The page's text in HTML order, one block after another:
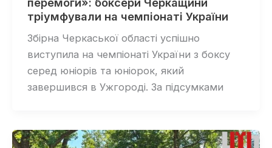
тріумфували на чемпіонаті України
Збірна Черкаської області успішно
виступила на чемпіонаті України з боксу
серед юніорів та юніорок, який
завершився в Ужгороді. За підсумками